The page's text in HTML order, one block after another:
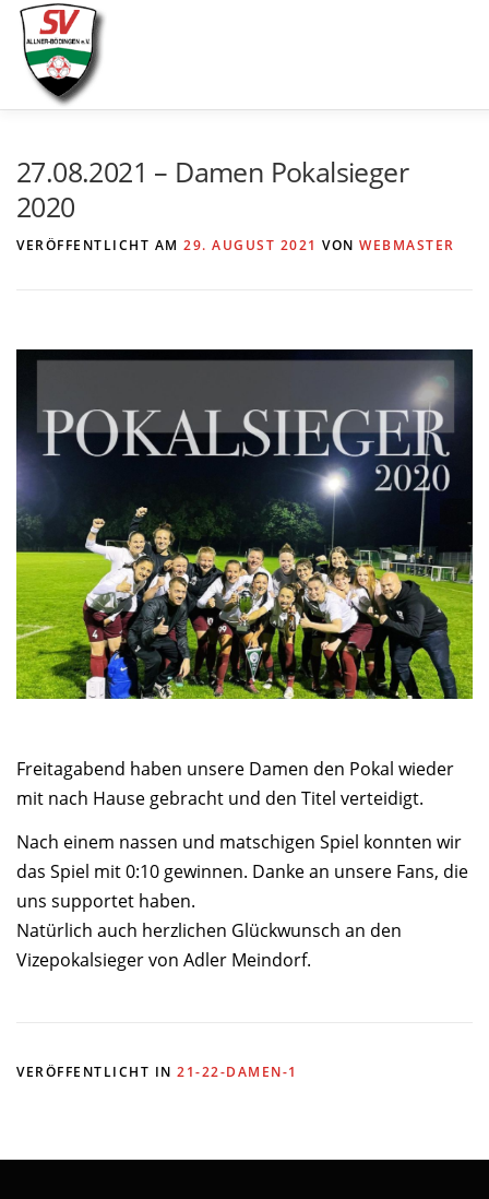
Zum
Inhalt
springen
27.08.2021 – Damen Pokalsieger
2020
VERÖFFENTLICHT AM 29. AUGUST 2021 VON WEBMASTER
Freitagabend haben unsere Damen den Pokal wieder
mit nach Hause gebracht und den Titel verteidigt.
Nach einem nassen und matschigen Spiel konnten wir
das Spiel mit 0:10 gewinnen. Danke an unsere Fans, die
uns supportet haben.
Natürlich auch herzlichen Glückwunsch an den
Vizepokalsieger von Adler Meindorf.
VERÖFFENTLICHT IN 21-22-DAMEN-1